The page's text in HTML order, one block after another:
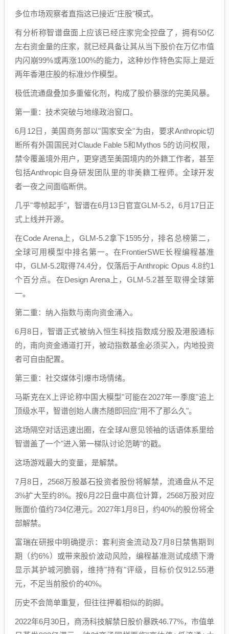
多位市场观察者直指这已接近"庄股"模式。
有分析称智谱盘面上应该已经庄家完全控盘了，拥有50亿
左右资金量的庄家，就已经具备让其从当下股价在万亿市值
内闪崩99%或再涨100%的能力，这种炒作特色实际上是近
两年香港庄股的标准炒作模型。
极低流通盘叠加多重催化剂，构成了股价暴涨的完美风暴。
第一重：技术突破与地缘政治窗口。
6月12日，美国商务部以"国家安全"为由，要求Anthropic切
断所有外国国民对Claude Fable 5和Mythos 5的访问权限，
禁令覆盖境外用户，更穿透至美国境内的外籍工作者，甚至
包括Anthropic自身研发团队里的非美籍工程师。全球开发
者一夜之间面临断供。
几乎"零帧起手"，智谱在6月13日官宣GLM-5.2，6月17日正
式上线并开源。
在Code Arena上，GLM-5.2拿下1595分，排名总榜第二，
全球可用模型中排名第一。在FrontierSWE长程编程基准
中，GLM-5.2取得74.4分，仅落后于Anthropic Opus 4.8约1
个百分点。在Design Arena上，GLM-5.2甚至取得全球第
一。
第二重：纳入指数与南向资金涌入。
6月8日，智谱正式被纳入恒生科技指数成分股及港股通标
的，南向资金通道打开，被动指数基金必须买入，内地投资
者可自由配置。
第三重：社交媒体引爆市场情绪。
马斯克在X上评论称中国大模型"可能在2027年一季度"追上
顶级水平，智谱创始人唐杰随即回应"用不了那么久"。
这场隔空对话迅速出圈，在全球AI意见领袖的话语体系里给
智谱盖了一个"进入第一梯队讨论范畴"的戳。
这场游戏最大的变量，是解禁。
7月8日，2568万股基石投资者股份将解禁，流通盘从不足
3%扩大至约8%。按6月22日盘中高位计算，2568万股对应
账面价值约734亿港元。2027年1月8日，约40%的股份将全
部解禁。
富瑞在研报中明确提示：套利资金流动及7月8日禁售期到
期（约6%）或带来股价波动风险，编程基准测试成绩下滑
显示其护城河脆弱，维持"持有"评级，目标价仅912.55港
元，不足当前股价的40%。
历史不会简单重复，但往往押着相似的韵脚。
2022年6月30日，商汤科技解禁日股价暴跌46.77%，市值单